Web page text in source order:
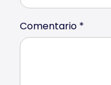
Comentario *